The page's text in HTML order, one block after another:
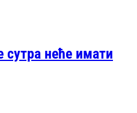
неће имати